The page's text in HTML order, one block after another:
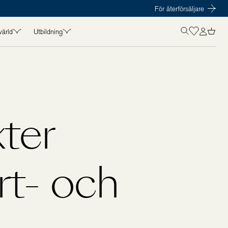
För återförsäljare
Utbildning
och